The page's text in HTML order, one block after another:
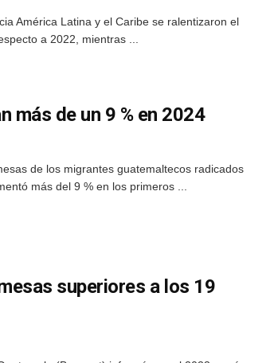
América Latina y el Caribe se ralentizaron el
a 2022, mientras ...
más de un 9 % en 2024
de los migrantes guatemaltecos radicados
más del 9 % en los primeros ...
superiores a los 19